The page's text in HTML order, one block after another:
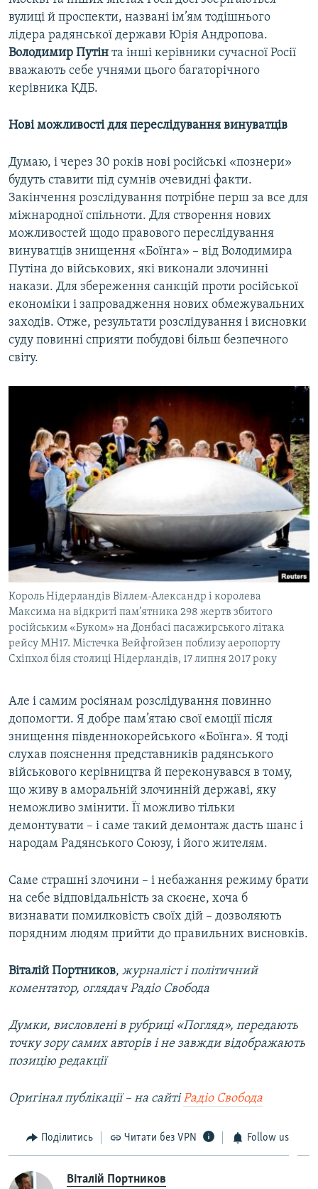
вулиці й проспекти, названі ім’ям тодішнього
лідера радянської держави Юрія Андропова.
Володимир Путін та інші керівники сучасної Росії
вважають себе учнями цього багаторічного
керівника КДБ.
Нові можливості для переслідування винуватців
Думаю, і через 30 років нові російські «познери»
будуть ставити під сумнів очевидні факти.
Закінчення розслідування потрібне перш за все для
міжнародної спільноти. Для створення нових
можливостей щодо правового переслідування
винуватців знищення «Боїнга» – від Володимира
Путіна до військових, які виконали злочинні
накази. Для збереження санкцій проти російської
економіки і запровадження нових обмежувальних
заходів. Отже, результати розслідування і висновки
суду повинні сприяти побудові більш безпечного
світу.
Король Нідерландів Віллем-Александр і королева
Максима на відкриті пам’ятника 298 жертв збитого
російським «Буком» на Донбасі пасажирського літака
рейсу MH17. Містечка Вейфгойзен поблизу аеропорту
Схіпхол біля столиці Нідерландів, 17 липня 2017 року
Але і самим росіянам розслідування повинно
допомогти. Я добре пам’ятаю свої емоції після
знищення південнокорейського «Боїнга». Я тоді
слухав пояснення представників радянського
військового керівництва й переконувався в тому,
що живу в аморальній злочинній державі, яку
неможливо змінити. Її можливо тільки
демонтувати – і саме такий демонтаж дасть шанс і
народам Радянського Союзу, і його жителям.
Саме страшні злочини – і небажання режиму брати
на себе відповідальність за скоєне, хоча б
визнавати помилковість своїх дій – дозволяють
порядним людям прийти до правильних висновків.
Віталій Портников, журналіст і політичний
коментатор, оглядач Радіо Свобода
Думки, висловлені в рубриці «Погляд», передають
точку зору самих авторів і не завжди відображають
позицію редакції
Оригінал публікації – на сайтіРадіо Свобода
Поділитись Читати без VPN Follow us
Віталій Портников